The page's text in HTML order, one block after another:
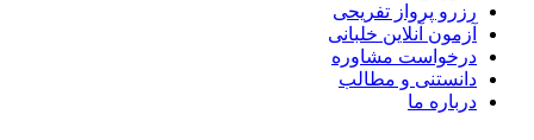
رزرو پرواز تفریحی
آزمون آنلاین خلبانی
درخواست مشاوره
دانستنی و مطالب
درباره ما